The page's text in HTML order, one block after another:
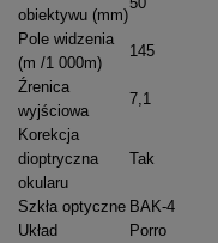
obiektywu (mm)
Pole widzenia
(m /1 000m)
145
Źrenica
wyjściowa
7,1
Korekcja
dioptryczna
okularu
Tak
Szkła optyczne BAK-4
Układ
Porro